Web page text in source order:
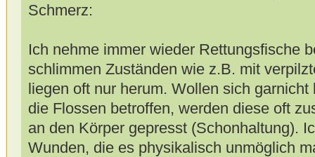
Schmerz:
Ich nehme immer wieder Rettungsfische
schlimmen Zuständen wie z.B. mit
liegen oft nur herum. Wollen sich
die Flossen betroffen, werden diese oft
an den Körper gepresst (Schonhaltung).
Wunden, die es physikalisch unmöglich